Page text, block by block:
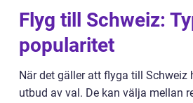
Flyg till Schweiz:
popularitet
När det gäller att flyga till Schweiz
utbud av val. De kan välja mellan